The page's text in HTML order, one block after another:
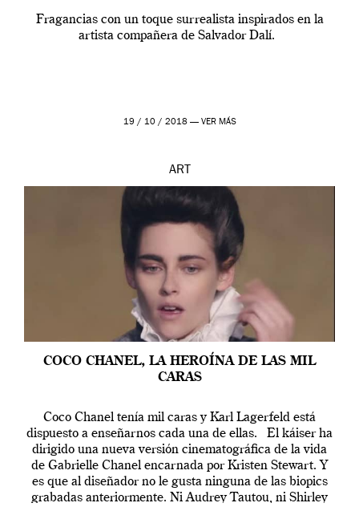
Fragancias con un toque surrealista inspirados en la
artista compañera de Salvador Dalí.
19 / 10 / 2018 — VER MÁS
ART
COCO CHANEL, LA HEROÍNA DE LAS MIL
CARAS
Coco Chanel tenía mil caras y Karl Lagerfeld está
dispuesto a enseñarnos cada una de ellas. El káiser ha
dirigido una nueva versión cinematográfica de la vida
de Gabrielle Chanel encarnada por Kristen Stewart. Y
es que al diseñador no le gusta ninguna de las biopics
grabadas anteriormente. Ni Audrey Tautou, ni Shirley